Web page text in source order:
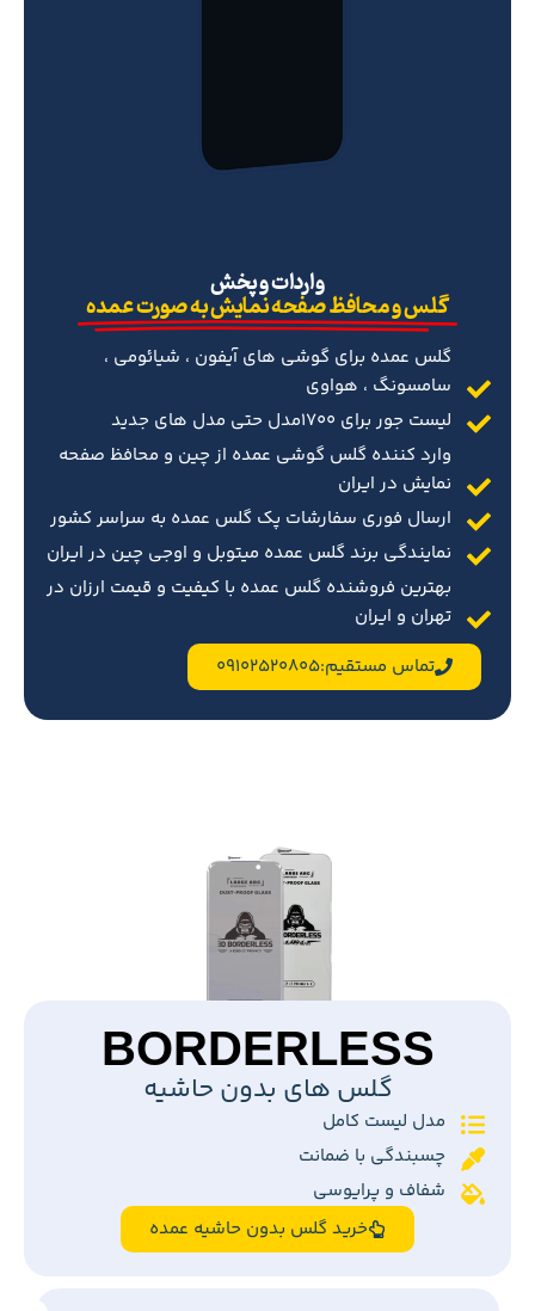
‌واردات و پخش
گلس و محافظ صفحه نمایش به صورت عمده
گلس عمده برای گوشی های آیفون ، شیائومی ،
سامسونگ ، هواوی
لیست جور برای 1700مدل حتی مدل های جدید
وارد کننده گلس گوشی عمده از چین و محافظ صفحه
نمایش در ایران
ارسال فوری سفارشات پک گلس عمده به سراسر کشور
نمایندگی برند گلس عمده میتوبل و اوجی چین در ایران
بهترین فروشنده گلس عمده با کیفیت و قیمت ارزان در
تهران و ایران
تماس مستقیم:09102520805
BORDERLESS
گلس های بدون حاشیه
مدل لیست کامل
چسبندگی با ضمانت
شفاف و پرایوسی
خرید گلس بدون حاشیه عمده